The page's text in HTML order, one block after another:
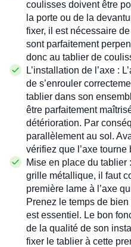
coulisses doivent être
la porte ou de la
fixer, il est nécessaire
sont parfaitement
donc au tablier de
L’installation de l’axe :
de s’enrouler
tablier dans son
être parfaitement
détérioration. Par
parallèlement au sol.
vérifiez que l’axe tourne
Mise en place du tablier
grille métallique, il faut
première lame à l’axe
Prenez le temps de
est essentiel. Le bon
de la qualité de son
fixer le tablier à cette